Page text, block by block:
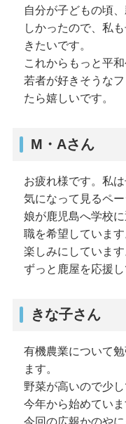
自分が子どもの頃
しかったので、私
きたいです。
これからもっと平
若者が好きそうな
たら嬉しいです。
M・Aさん
お疲れ様です。私
気になって見るペ
娘が鹿児島へ学校
職を希望しています
楽しみにしています
ずっと鹿屋を応援し
きな子さん
有機農業について
ます。
野菜が高いので少
今年から始めていま